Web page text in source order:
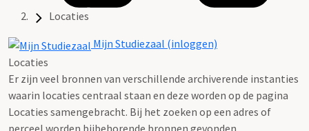
Locaties
Mijn Studiezaal (inloggen)
Locaties
Er zijn veel bronnen van verschillende archiverende instanties
waarin locaties centraal staan en deze worden op de pagina
Locaties samengebracht. Bij het zoeken op een adres of
perceel worden bijbehorende bronnen gevonden